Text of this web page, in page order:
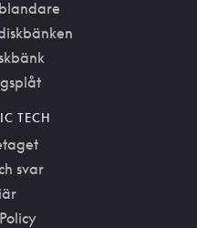
TECH
svar